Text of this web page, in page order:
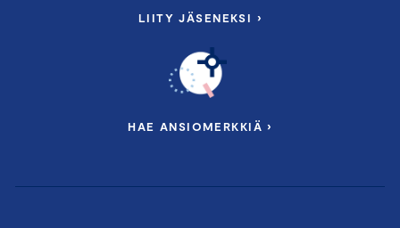
LIITY JÄSENEKSI ›
HAE ANSIOMERKKIÄ ›